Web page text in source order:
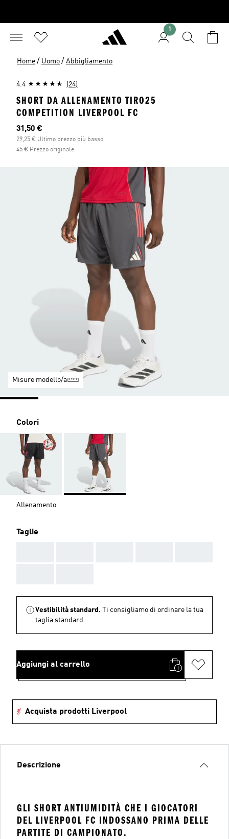
1
Home / Uomo / Abbigliamento
4.4 (24)
SHORT DA ALLENAMENTO TIRO25
COMPETITION LIVERPOOL FC
Prezzo attuale
31,50 €
29,25 € Ultimo prezzo più basso
45 € Prezzo originale
Misure modello/a
Colori
Allenamento
Taglie
Vestibilità standard.
Ti consigliamo di ordinare la tua
taglia standard.
Aggiungi al carrello
Acquista prodotti Liverpool
Descrizione
GLI SHORT ANTIUMIDITÀ CHE I GIOCATORI
DEL LIVERPOOL FC INDOSSANO PRIMA DELLE
PARTITE DI CAMPIONATO.